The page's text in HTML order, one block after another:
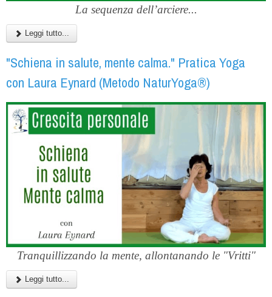
La sequenza dell’arciere...
Leggi tutto...
"Schiena in salute, mente calma." Pratica Yoga
con Laura Eynard (Metodo NaturYoga®)
Tranquillizzando la mente, allontanando le "Vritti"
Leggi tutto...